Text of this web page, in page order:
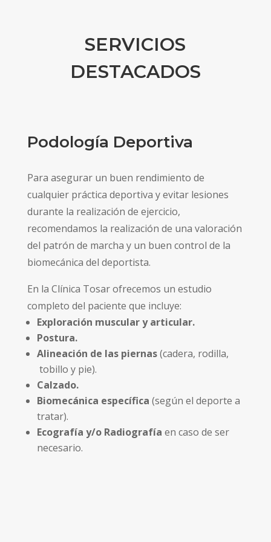
SERVICIOS
DESTACADOS
Podología Deportiva
Para asegurar un buen rendimiento de
cualquier práctica deportiva y evitar lesiones
durante la realización de ejercicio,
recomendamos la realización de una valoración
del patrón de marcha y un buen control de la
biomecánica del deportista.
En la Clínica Tosar ofrecemos un estudio
completo del paciente que incluye:
Exploración muscular y articular.
Postura.
Alineación de las piernas(cadera, rodilla,
tobillo y pie).
Calzado.
Biomecánica específica (según el deporte a
tratar).
Ecografía y/o Radiografía en caso de ser
necesario.